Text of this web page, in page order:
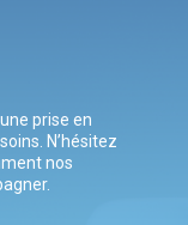
prise en
N’hésitez
nos